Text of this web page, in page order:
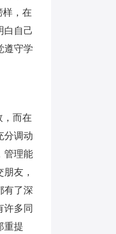
样，在
白自己
遵守学
而在
分调动
管理能
友，
有了深
许多同
重提